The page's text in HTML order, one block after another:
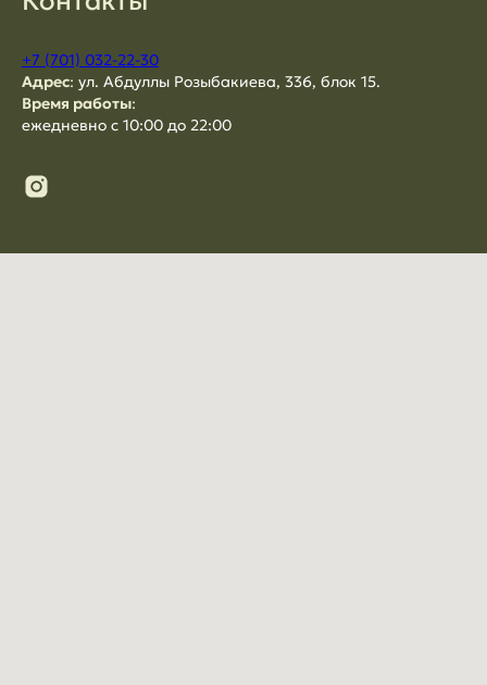
+7 (701) 032-22-30
Адрес: ул. Абдуллы Розыбакиева, 336, блок 15.
Время работы:
ежедневно с 10:00 до 22:00